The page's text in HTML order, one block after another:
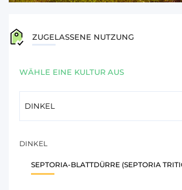
ZUGELASSENE NUTZUNG
WÄHLE EINE KULTUR AUS
DINKEL
SEPTORIA-BLATTDÜRRE (SEPTORIA